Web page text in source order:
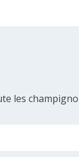
les